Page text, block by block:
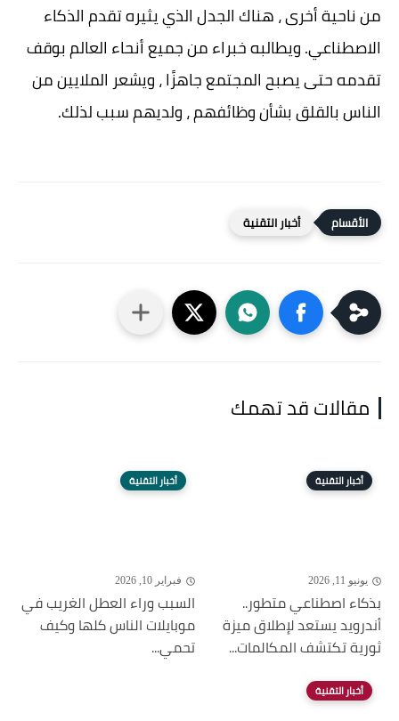
من ناحية أخرى ، هناك الجدل الذي يثيره تقدم الذكاء
الاصطناعي. ويطالبه خبراء من جميع أنحاء العالم بوقف
تقدمه حتى يصبح المجتمع جاهزًا ، ويشعر الملايين من
الناس بالقلق بشأن وظائفهم ، ولديهم سبب لذلك.
أخبار التقنية
مقالات قد تهمك
أخبار التقنية
يونيو 11, 2026
بذكاء اصطناعي متطور..
أندرويد يستعد لإطلاق ميزة
ثورية تكتشف المكالمات...
أخبار التقنية
فبراير 10, 2026
السبب وراء العطل الغريب في
موبايلات الناس كلها وكيف
تحمي...
أخبار التقنية